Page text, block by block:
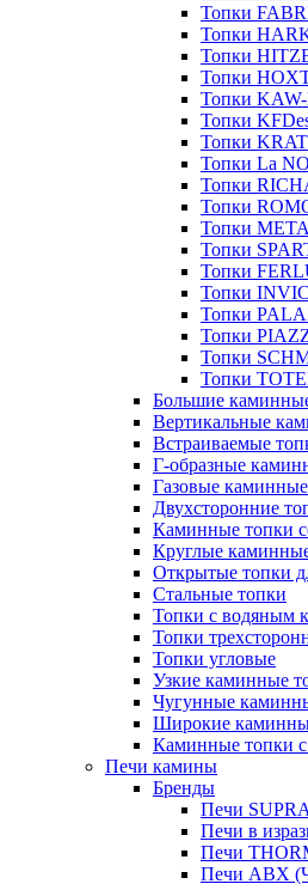
Топки
Топки
Топки
Топки
Топки
Топки
Топки
Топки La
Топки
Топки
Топки МЕТА
Топки
Топки
Топки
Топки
Топки
Топки
Топки
Большие
Вертикальные
Встраиваемые
Г-образные
Газовые
Двухсторонние
Каминные топки
Круглые
Открытые топки
Стальные топки
Топки с водяным
Топки
Топки угловые
Узкие каминные
Чугунные
Широкие
Каминные топки
Печи камины
Бренды
Печи
Печи в
Печи
Печи ABX